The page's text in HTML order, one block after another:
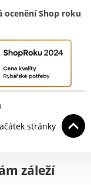
ocenění Shop roku
stránky
záleží